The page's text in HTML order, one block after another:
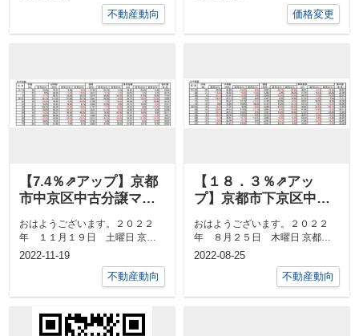
不動産動向
価格変更
【7.4％⇗アップ】京都
市中京区中古分譲マン
前年対比
おはようございます。２０２２
年 １１月１９日 土曜日 京都
市中京区 最高気温１９度、 最
2022-11-19
不動産動向
【１８．３％⇗アッ
プ】京都市下京区中古
約㎡単価前年対比
おはようございます。２０２２
年 ８月２５日 木曜日 京都市
中京区 最高気温３２度、 最低
2022-08-25
不動産動向